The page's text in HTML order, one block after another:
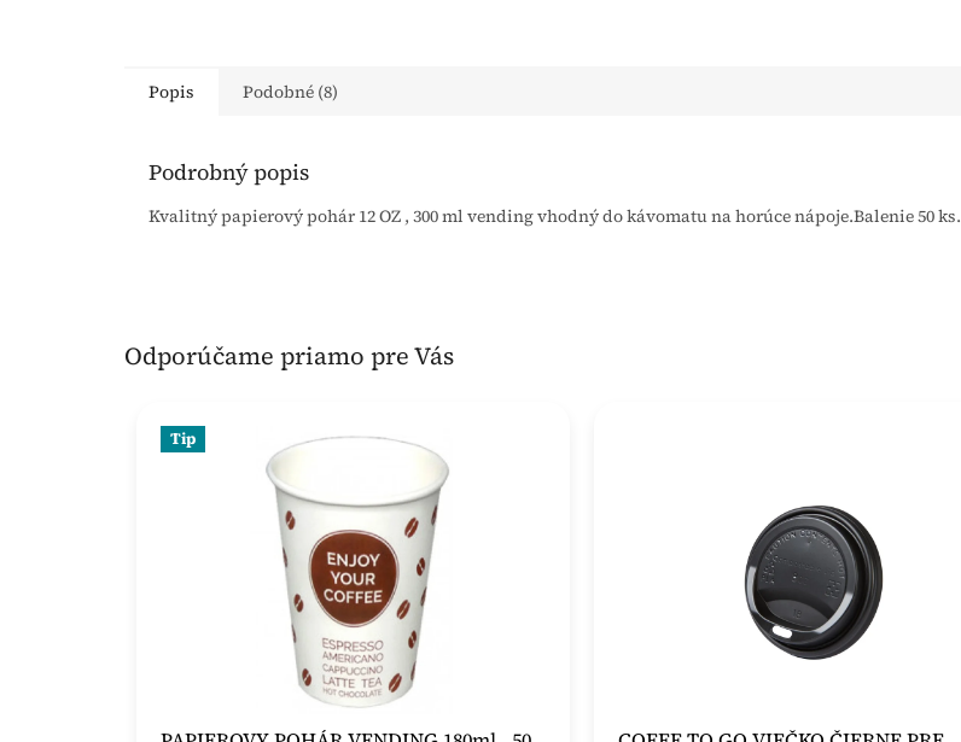
Popis Podobné (8)
Podrobný popis
Kvalitný papierový pohár 12 OZ , 300 ml vending vhodný do kávomatu na horúce nápoje.Balenie 50 ks.
Odporúčame priamo pre Vás
Tip